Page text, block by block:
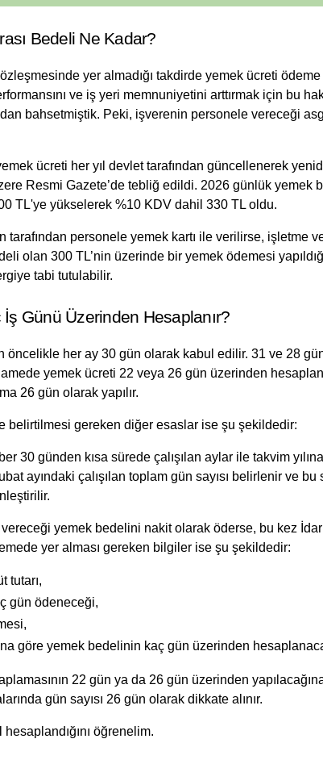
Bedeli Ne Kadar?
yer almadığı takdirde yemek ücreti
ve iş yeri memnuniyetini arttırmak için bu
bahsetmiştik. Peki, işverenin personele vereceği
ücreti her yıl devlet tarafından güncellenerek
Resmi Gazete’de tebliğ edildi. 2026 günlük yemek
TL'ye yükselerek %10 KDV dahil 330 TL oldu.
tarafından personele yemek kartı ile verilirse, işletme
olan 300 TL’nin üzerinde bir yemek ödemesi
tabi tutulabilir.
İş Günü Üzerinden Hesaplanır?
öncelikle her ay 30 gün olarak kabul edilir. 31 ve 28
yemek ücreti 22 veya 26 gün üzerinden
26 gün olarak yapılır.
belirtilmesi gereken diğer esaslar ise şu şekildedir:
30 günden kısa sürede çalışılan aylar ile takvim
ayındaki çalışılan toplam gün sayısı belirlenir ve
vereceği yemek bedelini nakit olarak öderse, bu kez
yer alması gereken bilgiler ise şu şekildedir:
tutarı,
gün ödeneceği,
göre yemek bedelinin kaç gün üzerinden
22 gün ya da 26 gün üzerinden
gün sayısı 26 gün olarak dikkate alınır.
öğrenelim.